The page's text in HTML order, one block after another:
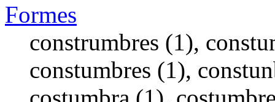
Formes
construmbres (1),
constumbres (1),